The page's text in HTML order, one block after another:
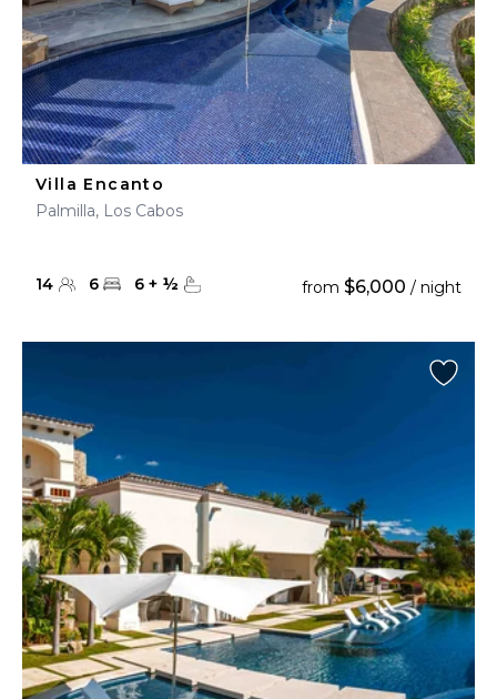
Villa Encanto
Palmilla, Los Cabos
14 6 6 + ½ from $6,000 / night